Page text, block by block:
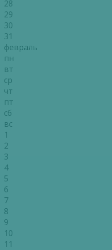
28
29
30
31
февраль
пн
вт
ср
чт
пт
сб
вс
1
2
3
4
5
6
7
8
9
10
11